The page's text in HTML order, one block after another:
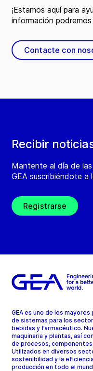
Recibir
Mantente al día de
GEA suscribiéndote a
Registrarse
¡Estamos aquí para
información
Contacte con
GEA es uno de los
de sistemas para los
bebidas y farmacéutico.
maquinaria y plantas, así
de procesos,
Utilizados en diversos
sostenibilidad y la
producción en todo el